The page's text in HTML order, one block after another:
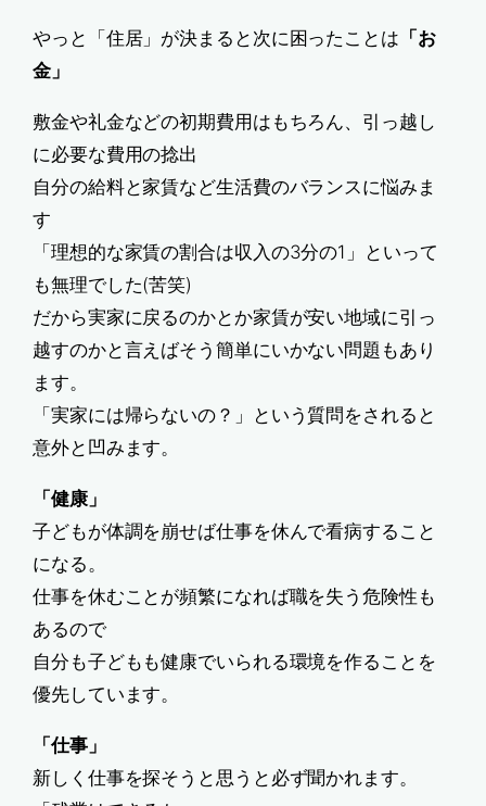
やっと「住居」が決まると次に困ったことは 「お
金」
敷金や礼金などの初期費用はもちろん、引っ越し
に必要な費用の捻出
自分の給料と家賃など生活費のバランスに悩みま
す
「理想的な家賃の割合は収入の3分の1」といって
も無理でした(苦笑)
だから実家に戻るのかとか家賃が安い地域に引っ
越すのかと言えばそう簡単にいかない問題もあり
ます。
「実家には帰らないの？」という質問をされると
意外と凹みます。
「健康」
子どもが体調を崩せば仕事を休んで看病すること
になる。
仕事を休むことが頻繁になれば職を失う危険性も
あるので
自分も子どもも健康でいられる環境を作ることを
優先しています。
「仕事」
新しく仕事を探そうと思うと必ず聞かれます。